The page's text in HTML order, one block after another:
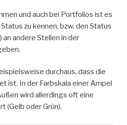
und auch bei Portfolios ist es
zu kennen, bzw. den Status
andere Stellen in der
durchaus, dass die
ist. In der Farbskala einer Ampel
wird allerdings oft eine
(Gelb oder Grün).